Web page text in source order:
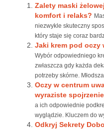
Zalety maski
komfort i relaks?
niezwykle skuteczny
który staje się coraz
Jaki krem pod oczy
Wybór odpowiedniego
zwłaszcza gdy każda
potrzeby skórne.
Oczy w centrum
wyraziste spojrzenie
a ich odpowiednie
wyglądzie. Kluczem do
Odkryj Sekrety